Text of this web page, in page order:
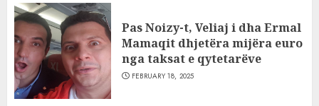
Pas Noizy-t, Veliaj i dha Ermal
Mamaqit dhjetëra mijëra euro
nga taksat e qytetarëve
FEBRUARY 18, 2025